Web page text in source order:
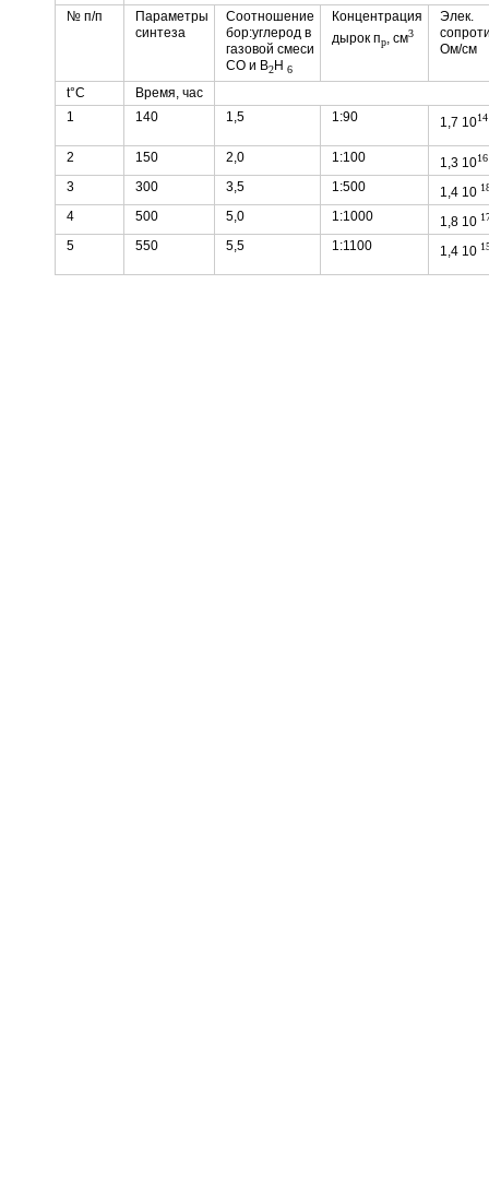
№ п/п
Параметры
синтеза
Соотношение
бор:углерод в
газовой смеси
СО и B2H 6
Концентрация
дырок пp, см3
Элек.
Ом/см
t°C
Время, час
1
140 1,5 1:90 1,7 1014
2 150 2,0 1:100 1,3 1016
3 300 3,5 1:500 1,4 10
4 500 5,0 1:1000 1,8 10
5 550 5,5 1:1100 1,4 10